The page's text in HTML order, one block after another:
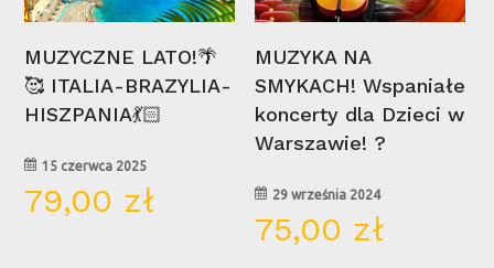
MUZYCZNE LATO!🌴
🥰 ITALIA-BRAZYLIA-
HISZPANIA💃🏻
15 czerwca 2025
79,00 zł
MUZYKA NA
SMYKACH! Wspaniałe
koncerty dla Dzieci w
Warszawie! ?
29 września 2024
75,00 zł